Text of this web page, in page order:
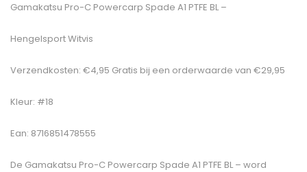
Gamakatsu Pro-C Powercarp Spade A1 PTFE BL –
Hengelsport Witvis
Verzendkosten: €4,95 Gratis bij een orderwaarde van €29,95
Kleur: #18
Ean: 8716851478555
De Gamakatsu Pro-C Powercarp Spade A1 PTFE BL – word